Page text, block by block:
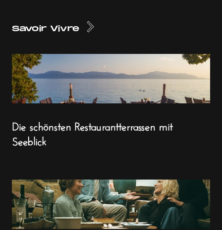
Savoir Vivre
Die schönsten Restaurantterrassen mit
Seeblick